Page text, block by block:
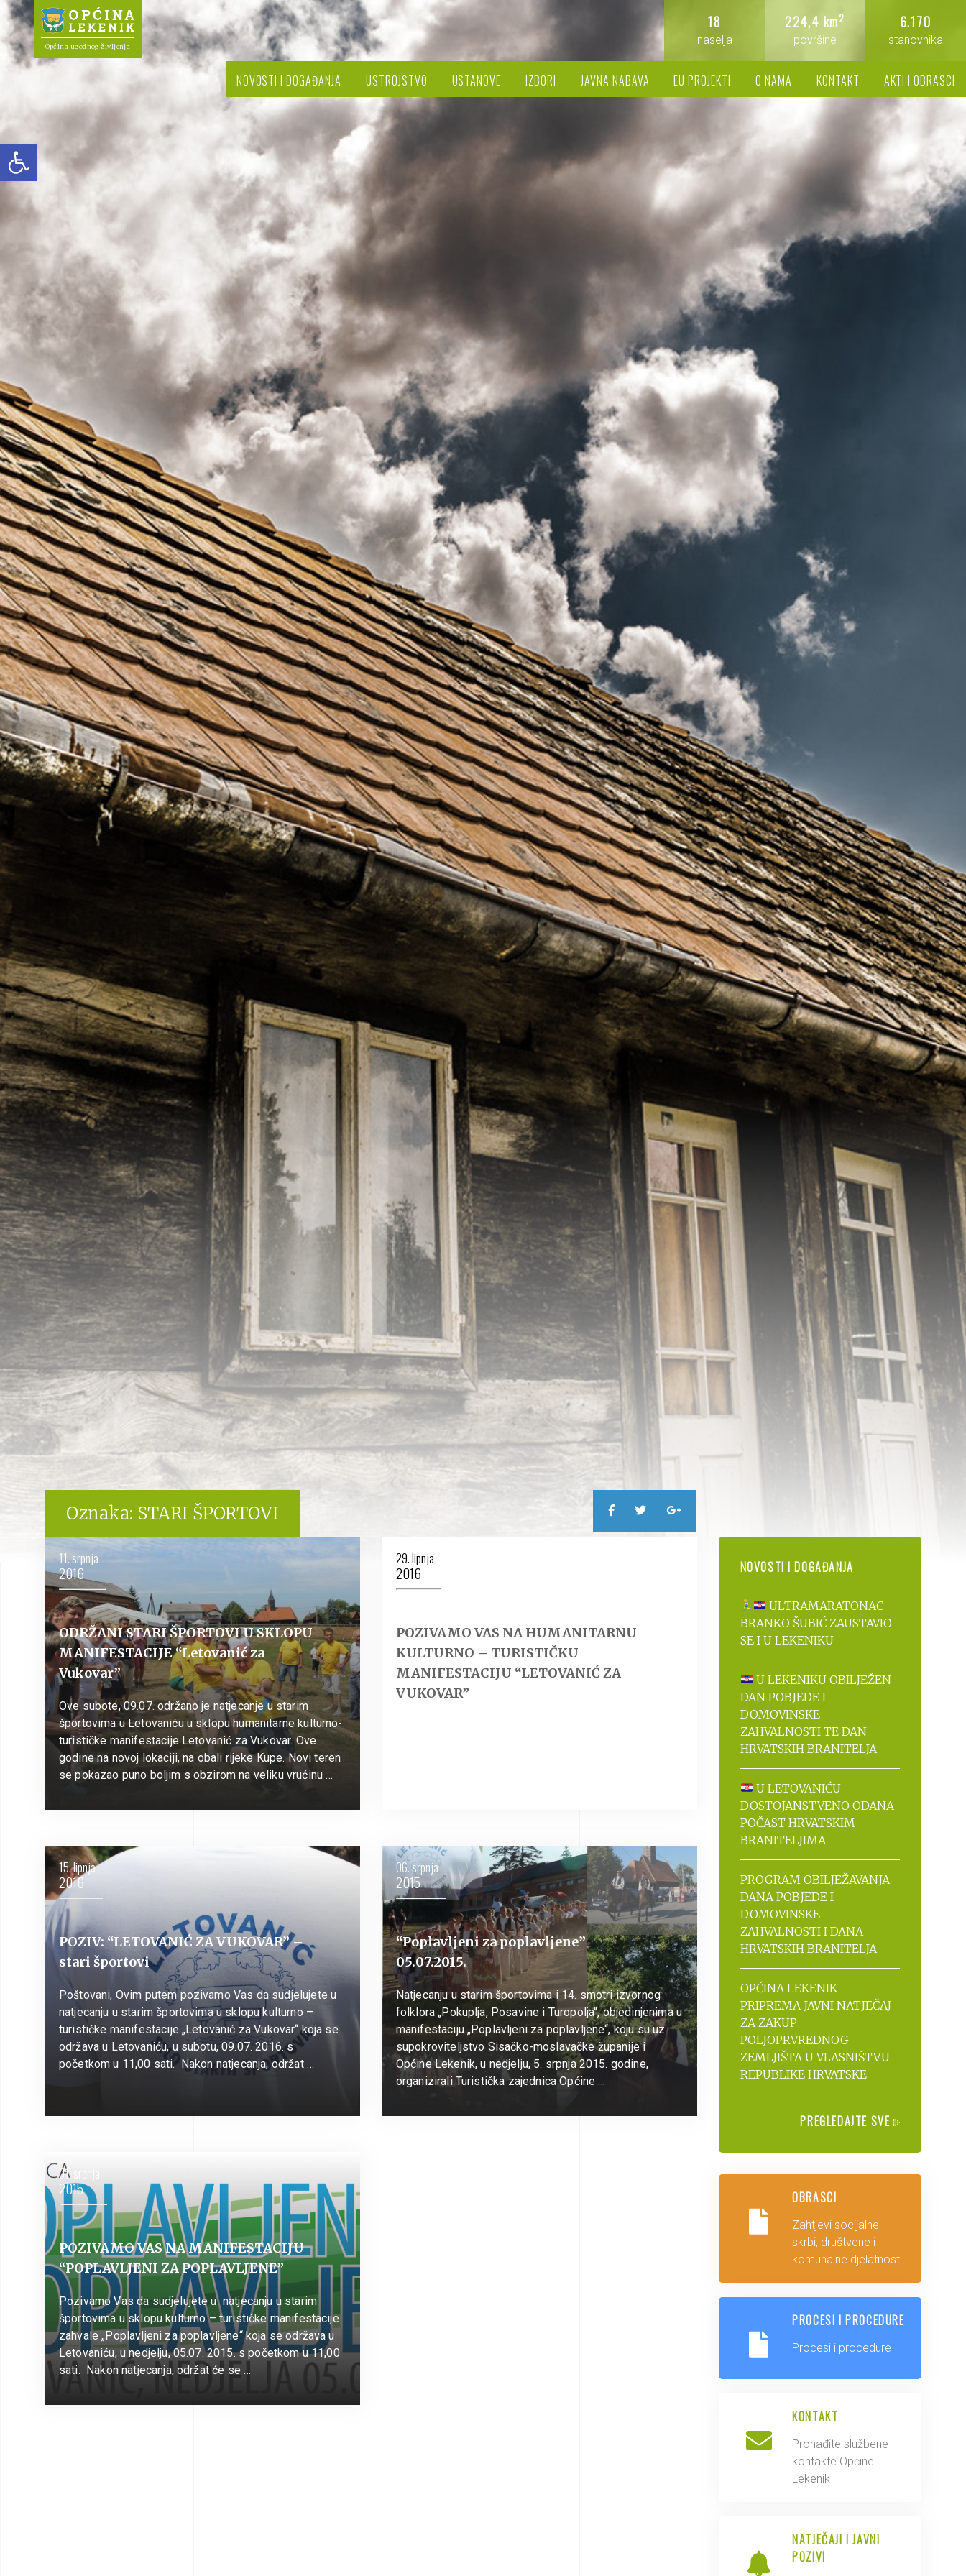
Open toolbar
Općina ugodnog življenja
6.170
stanovnika
224,4 km2
površine
18
naselja
NOVOSTI I DOGAĐANJA USTROJSTVO USTANOVE IZBORI JAVNA NABAVA EU PROJEKTI O NAMA KONTAKT AKTI I OBRASCI
Oznaka: STARI ŠPORTOVI
11. srpnja
2016
ODRŽANI STARI ŠPORTOVI U SKLOPU
MANIFESTACIJE “Letovanić za
Vukovar”
Ove subote, 09.07. održano je natjecanje u starim
športovima u Letovaniću u sklopu humanitarne kulturno-
turističke manifestacije Letovanić za Vukovar. Ove
godine na novoj lokaciji, na obali rijeke Kupe. Novi teren
se pokazao puno boljim s obzirom na veliku vrućinu …
29. lipnja
2016
POZIVAMO VAS NA HUMANITARNU
KULTURNO – TURISTIČKU
MANIFESTACIJU “LETOVANIĆ ZA
VUKOVAR”
15. lipnja
2016
POZIV: “LETOVANIĆ ZA VUKOVAR” –
stari športovi
Poštovani, Ovim putem pozivamo Vas da sudjelujete u
natjecanju u starim športovima u sklopu kulturno –
turističke manifestacije „Letovanić za Vukovar“ koja se
održava u Letovaniću, u subotu, 09.07. 2016. s
početkom u 11,00 sati. Nakon natjecanja, održat …
06. srpnja
2015
“Poplavljeni za poplavljene”
05.07.2015.
Natjecanju u starim športovima i 14. smotri izvornog
folklora „Pokuplja, Posavine i Turopolja“, objedinjenima u
manifestaciju „Poplavljeni za poplavljene“, koju su uz
supokroviteljstvo Sisačko-moslavačke županije i
Općine Lekenik, u nedjelju, 5. srpnja 2015. godine,
organizirali Turistička zajednica Općine …
01. srpnja
2015
POZIVAMO VAS NA MANIFESTACIJU
“POPLAVLJENI ZA POPLAVLJENE”
Pozivamo Vas da sudjelujete u natjecanju u starim
športovima u sklopu kulturno – turističke manifestacije
zahvale „Poplavljeni za poplavljene“ koja se održava u
Letovaniću, u nedjelju, 05.07. 2015. s početkom u 11,00
sati. Nakon natjecanja, održat će se …
NOVOSTI I DOGAĐANJA
ULTRAMARATONAC
BRANKO ŠUBIĆ ZAUSTAVIO
SE I U LEKENIKU
U LEKENIKU OBILJEŽEN
DAN POBJEDE I
DOMOVINSKE
ZAHVALNOSTI TE DAN
HRVATSKIH BRANITELJA
U LETOVANIĆU
DOSTOJANSTVENO ODANA
POČAST HRVATSKIM
BRANITELJIMA
PROGRAM OBILJEŽAVANJA
DANA POBJEDE I
DOMOVINSKE
ZAHVALNOSTI I DANA
HRVATSKIH BRANITELJA
OPĆINA LEKENIK
PRIPREMA JAVNI NATJEČAJ
ZA ZAKUP
POLJOPRVREDNOG
ZEMLJIŠTA U VLASNIŠTVU
REPUBLIKE HRVATSKE
PREGLEDAJTE SVE
OBRASCI
Zahtjevi socijalne
skrbi, društvene i
komunalne djelatnosti
PROCESI I PROCEDURE
Procesi i procedure
KONTAKT
Pronađite službene
kontakte Općine
Lekenik
NATJEČAJI I JAVNI
POZIVI